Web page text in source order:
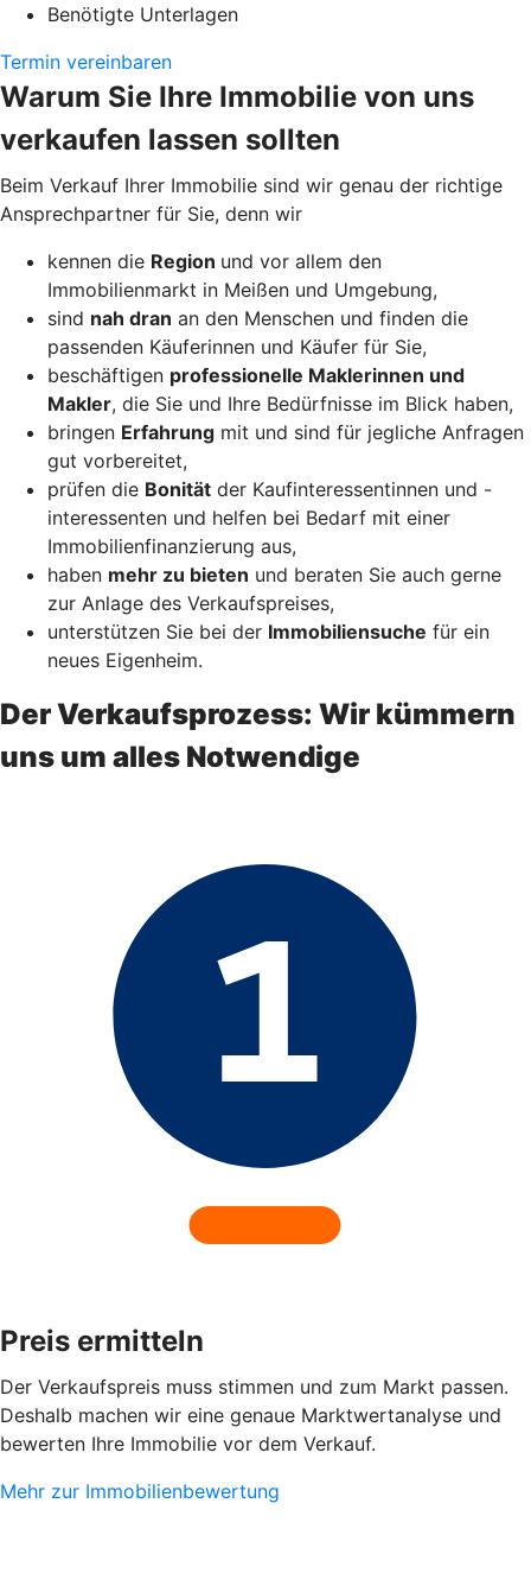
Benötigte Unterlagen
Termin vereinbaren
Warum Sie Ihre Immobilie von uns
verkaufen lassen sollten
Beim Verkauf Ihrer Immobilie sind wir genau der richtige
Ansprechpartner für Sie, denn wir
kennen die Region und vor allem den
Immobilienmarkt in Meißen und Umgebung,
sind nah dran an den Menschen und finden die
passenden Käuferinnen und Käufer für Sie,
beschäftigen professionelle Maklerinnen und
Makler, die Sie und Ihre Bedürfnisse im Blick haben,
bringen Erfahrung mit und sind für jegliche Anfragen
gut vorbereitet,
prüfen die Bonität der Kaufinteressentinnen und -
interessenten und helfen bei Bedarf mit einer
Immobilienfinanzierung aus,
haben mehr zu bieten und beraten Sie auch gerne
zur Anlage des Verkaufspreises,
unterstützen Sie bei der Immobiliensuche für ein
neues Eigenheim.
Der Verkaufsprozess: Wir kümmern
uns um alles Notwendige
Preis ermitteln
Der Verkaufspreis muss stimmen und zum Markt passen.
Deshalb machen wir eine genaue Marktwertanalyse und
bewerten Ihre Immobilie vor dem Verkauf.
Mehr zur Immobilienbewertung